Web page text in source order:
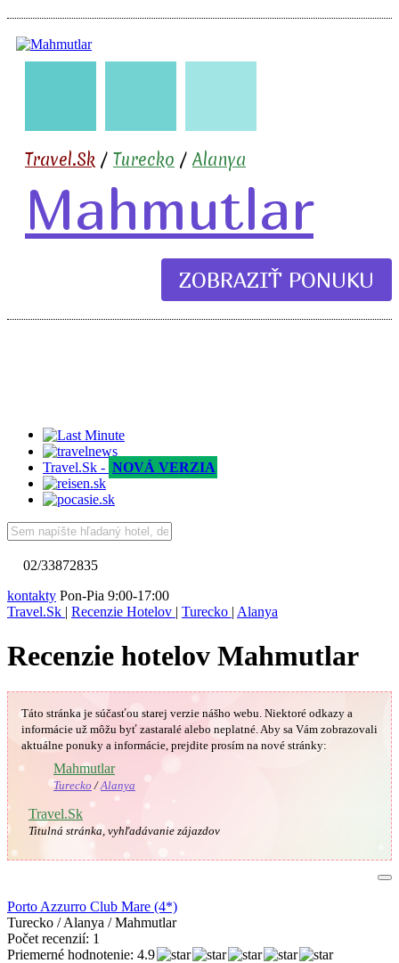
🇹🇷
Travel.Sk / Turecko / Alanya
Mahmutlar
ZOBRAZIŤ PONUKU
Travel.Sk - NOVÁ VERZIA
02/33872835
kontakty Pon-Pia 9:00-17:00
Travel.Sk | Recenzie Hotelov | Turecko | Alanya
Recenzie hotelov Mahmutlar
Táto stránka je súčasťou starej verzie nášho webu. Niektoré odkazy a
informácie už môžu byť zastaralé alebo neplatné.Aby sa Vám zobrazovali
aktuálne ponuky a informácie, prejdite prosím na nové stránky:
Mahmutlar
Turecko /Alanya
Travel.Sk
Titulná stránka, vyhľadávanie zájazdov
Porto Azzurro Club Mare (4*)
Turecko / Alanya / Mahmutlar
Počet recenzií: 1
Priemerné hodnotenie: 4.9